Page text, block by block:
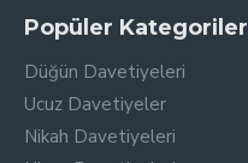
Popüler Kategoriler
Düğün Davetiyeleri
Ucuz Davetiyeler
Nikah Davetiyeleri